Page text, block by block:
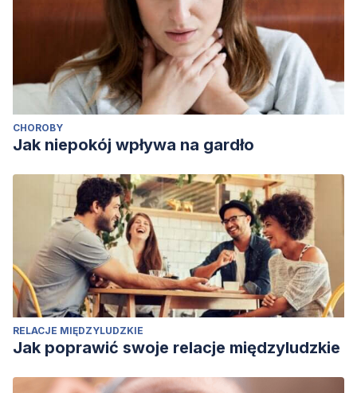
CHOROBY
Jak niepokój wpływa na gardło
RELACJE MIĘDZYLUDZKIE
Jak poprawić swoje relacje międzyludzkie